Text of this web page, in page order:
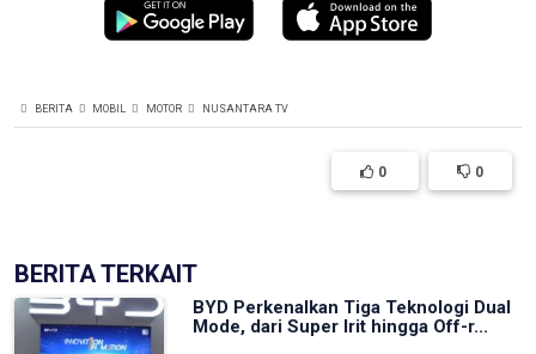
BERITA MOBIL MOTOR NUSANTARA TV
0 0
BERITA TERKAIT
BYD Perkenalkan Tiga Teknologi Dual
Mode, dari Super Irit hingga Off-r...